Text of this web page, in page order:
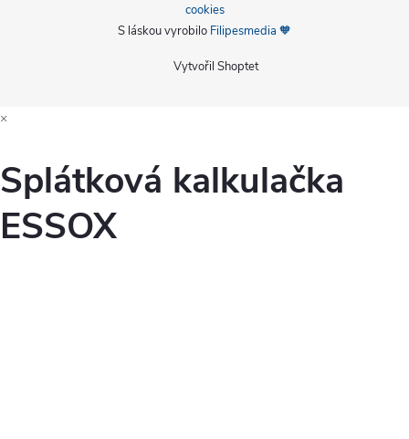
Vytvořil Shoptet
cookies
S láskou vyrobilo Filipesmedia 🧡
×
Splátková kalkulačka
ESSOX